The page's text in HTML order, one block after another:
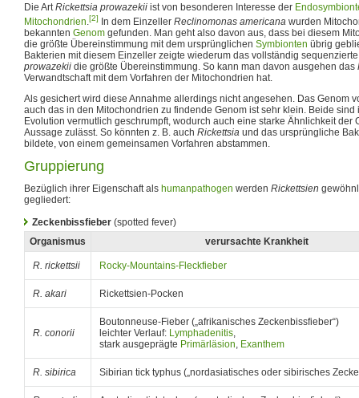
Die ArtRickettsia prowazekii ist von besonderen Interesse der
Mitochondrien.[2] In dem Einzeller Reclinomonas americana wurden
bekannten Genom gefunden. Man geht also davon aus, dass bei diesem
die größte Übereinstimmung mit dem ursprünglichen Symbionten übrig
Bakterien mit diesem Einzeller zeigte wiederum das vollständig
prowazekii die größte Übereinstimmung. So kann man davon ausgehen das
Verwandtschaft mit dem Vorfahren der Mitochondrien hat.
Als gesichert wird diese Annahme allerdings nicht angesehen. Das Genom
auch das in den Mitochondrien zu findende Genom ist sehr klein. Beide
Evolution vermutlich geschrumpft, wodurch auch eine starke Ähnlichkeit der
Aussage zulässt. So könnten z. B. auch Rickettsia und das ursprüngliche
bildete, von einem gemeinsamen Vorfahren abstammen.
Gruppierung
Bezüglich ihrer Eigenschaft als humanpathogen werden Rickettsien
gegliedert:
Zeckenbissfieber (spotted fever)
Organismus
verursachte Krankheit
R. rickettsii Rocky-Mountains-Fleckfieber
R. akari Rickettsien-Pocken
R. conorii
Boutonneuse-Fieber („afrikanisches Zeckenbissfieber“)
leichter Verlauf: Lymphadenitis,
stark ausgeprägte Primärläsion, Exanthem
R. sibirica Sibirian tick typhus („nordasiatisches oder sibirisches